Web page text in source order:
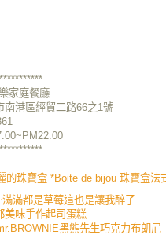
家庭餐廳
港區經貿二路66之1號
的珠寶盒 *Boite de bijou 珠寶盒法
滿都是草莓這也是讓我醉了
美味手作起司蛋糕
黑熊先生巧克力布朗尼